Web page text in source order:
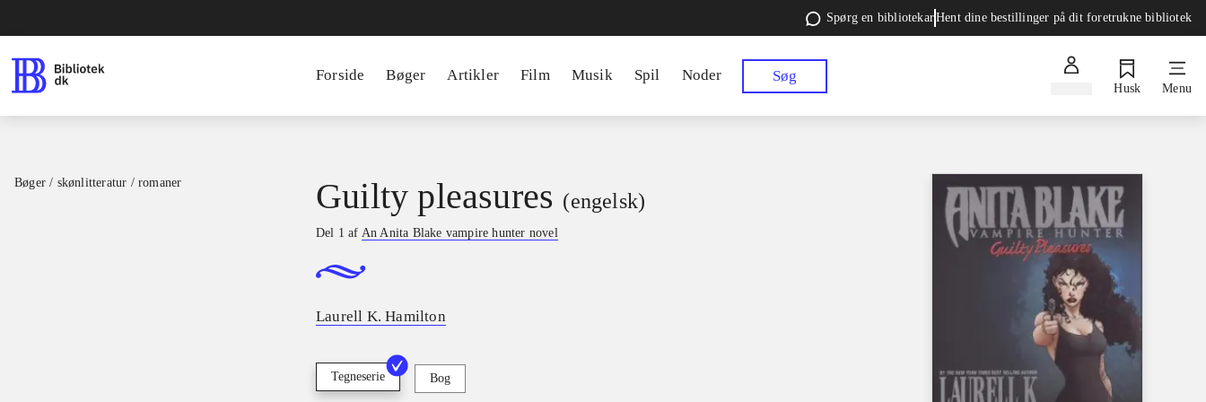
Spørg en bibliotekarHent dine bestillinger på dit foretrukne bibliotek
Forside Bøger Artikler Film Musik Spil Noder Søg
Husk Menu
Bøger / skønlitteratur / romaner Guilty pleasures (engelsk)
Del 1 af An Anita Blake vampire hunter novel
Laurell K. Hamilton
Tegneserie Bog